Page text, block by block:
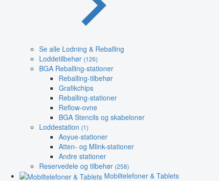
Se alle Lodning & Reballing
Loddetilbehør (126)
BGA Reballing-stationer
Reballing-tilbehør
Grafikchips
Reballing-stationer
Reflow-ovne
BGA Stencils og skabeloner
Loddestation (1)
Aoyue-stationer
Atten- og Mlink-stationer
Andre stationer
Reservedele og tilbehør (258)
Mobiltelefoner & Tablets